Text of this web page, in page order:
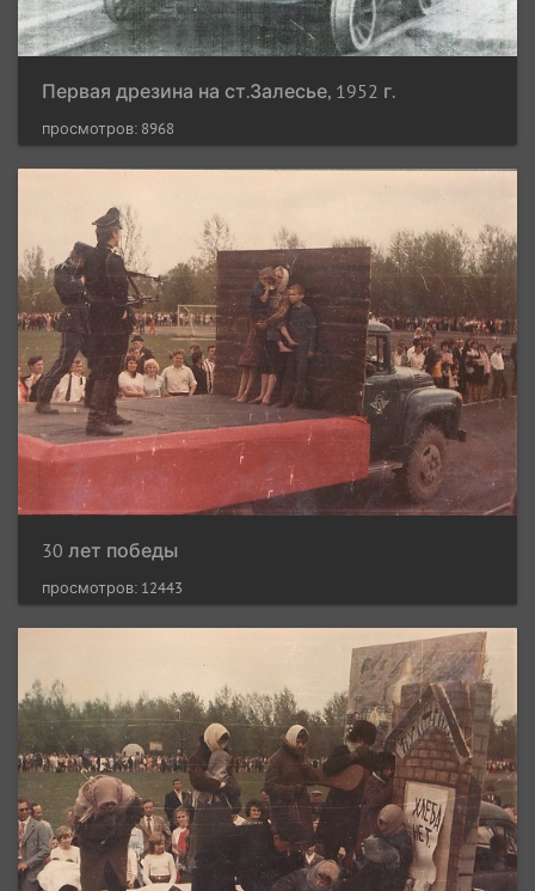
Первая дрезина на ст.Залесье, 1952 г.
просмотров: 8968
30 лет победы
просмотров: 12443